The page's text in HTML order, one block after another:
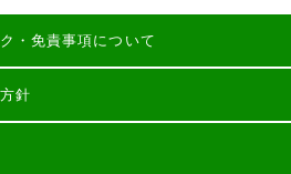
・免責事項について
針